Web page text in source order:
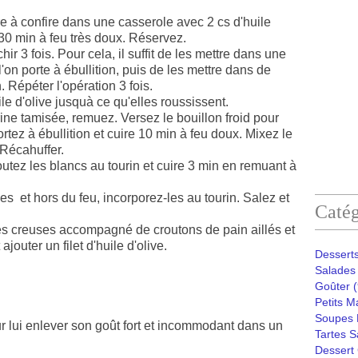
à confire dans une casserole avec 2 cs d'huile
min à feu très doux. Réservez.
3 fois. Pour cela, il suffit de les mettre dans une
porte à ébullition, puis de les mettre dans de
Répéter l'opération 3 fois.
d'olive jusquà ce qu'elles roussissent.
tamisée, remuez. Versez le bouillon froid pour
à ébullition et cuire 10 min à feu doux. Mixez le
les blancs au tourin et cuire 3 min en remuant à
et hors du feu, incorporez-les au tourin. Salez et
creuses accompagné de croutons de pain aillés et
un filet d'huile d'olive.
lui enlever son goût fort et incommodant dans un
Goûter
Petits
Soupes
Tartes
Dessert